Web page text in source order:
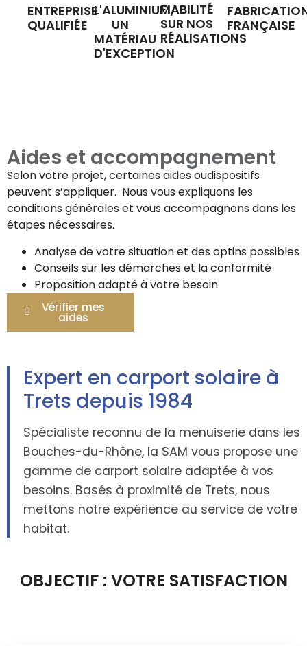
ENTREPRISE
QUALIFIÉE
L'ALUMINIUM,
UN
MATÉRIAU
D'EXCEPTION
FIABILITÉ
SUR NOS
RÉALISATIONS
FRANÇAISE
Aides et accompagnement
Selon votre projet, certaines aides oudispositifs
peuvent s’appliquer. Nous vous expliquons les
conditions générales et vous accompagnons dans les
étapes nécessaires.
Analyse de votre situation et des optins possibles
Conseils sur les démarches et la conformité
Proposition adapté à votre besoin
Vérifier mes
aides
Expert en carport solaire à
Trets depuis 1984
Spécialiste reconnu de la menuiserie dans les
Bouches-du-Rhône, la SAM vous propose une
gamme de carport solaire adaptée à vos
besoins. Basés à proximité de Trets, nous
mettons notre expérience au service de votre
habitat.
OBJECTIF : VOTRE SATISFACTION